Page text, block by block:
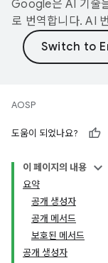
Google은 AI 기술
로 번역합니다. AI
AOSP
도움이 되었나요?
이 페이지의 내용
요약
공개 생성자
공개 메서드
보호된 메서드
공개 생성자